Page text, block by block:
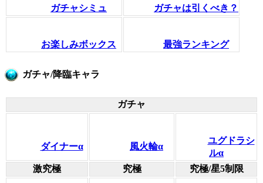
ガチャシミュ ガチャは引くべき？
お楽しみボックス 最強ランキング
ガチャ/降臨キャラ
ガチャ
ダイナーα 風火輪α
ユグドラシ
ルα
激究極
究極 究極/星5制限